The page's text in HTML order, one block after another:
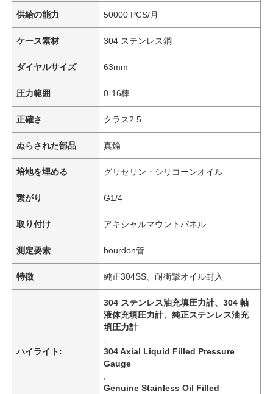
供給の能力 50000 PCS/月
ケース素材 304 ステンレス鋼
ダイヤルサイズ 63mm
圧力範囲 0-16棒
正確さ クラス2.5
ぬらされた部品 真鍮
培地を埋める グリセリン・シリコーンオイル
繋がり G1/4
取り付け アキシャルマウントパネル
測定要素 bourdon管
特徴 純正304SS、耐衝撃オイル封入
ハイライト:
304 ステンレス油充填圧力計、304 軸
液体充填圧力計、純正ステンレス油充
填圧力計
304 Axial Liquid Filled Pressure
Gauge
Genuine Stainless Oil Filled